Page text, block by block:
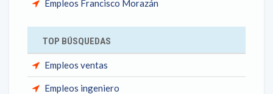
Empleos Francisco Morazán
TOP BÚSQUEDAS
Empleos ventas
Empleos ingeniero